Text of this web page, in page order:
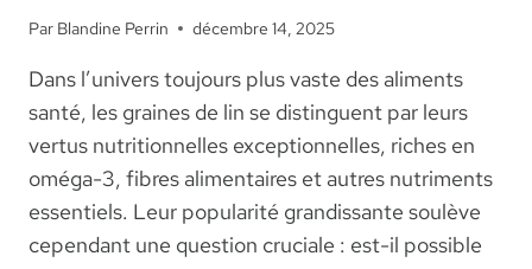
Par Blandine Perrin décembre 14, 2025
Dans l’univers toujours plus vaste des aliments
santé, les graines de lin se distinguent par leurs
vertus nutritionnelles exceptionnelles, riches en
oméga-3, fibres alimentaires et autres nutriments
essentiels. Leur popularité grandissante soulève
cependant une question cruciale : est-il possible